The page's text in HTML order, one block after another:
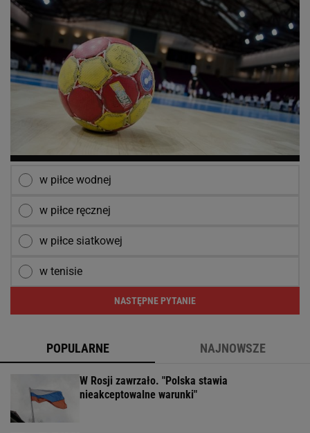
w piłce wodnej
w piłce ręcznej
w piłce siatkowej
w tenisie
NASTĘPNE PYTANIE
POPULARNE NAJNOWSZE
W Rosji zawrzało. "Polska stawia
nieakceptowalne warunki"